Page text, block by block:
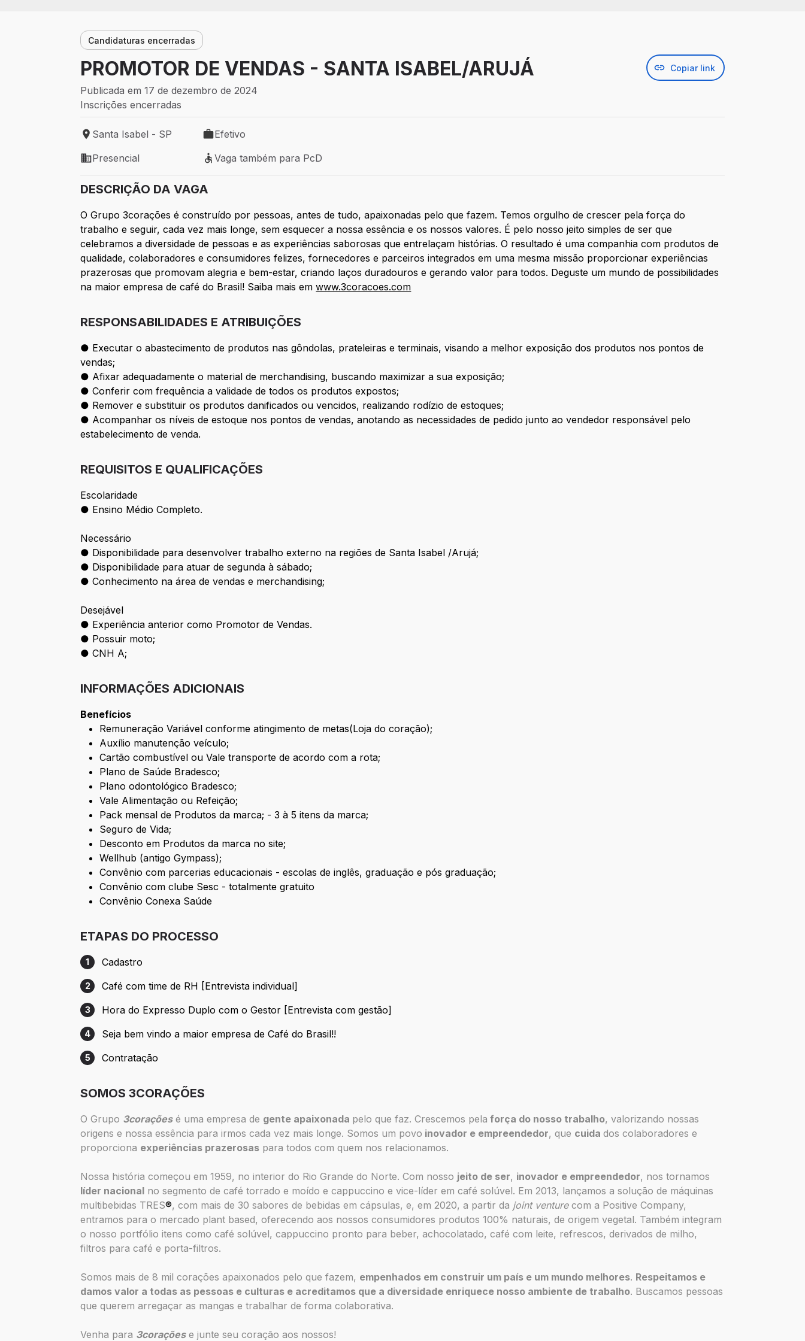
Candidaturas encerradas
PROMOTOR DE VENDAS - SANTA ISABEL/ARUJÁ Copiar link
Publicada em 17 de dezembro de 2024
Inscrições encerradas
Local de trabalho: Santa Isabel - SP
Santa Isabel - SP
Tipo de vaga: Efetivo
Efetivo
Modelo de trabalho: Presencial
Presencial
Vaga também para PcD
Vaga também para PcD
DESCRIÇÃO DA VAGA
O Grupo 3corações é construído por pessoas, antes de tudo, apaixonadas pelo que fazem. Temos orgulho de crescer pela força do
trabalho e seguir, cada vez mais longe, sem esquecer a nossa essência e os nossos valores. É pelo nosso jeito simples de ser que
celebramos a diversidade de pessoas e as experiências saborosas que entrelaçam histórias. O resultado é uma companhia com produtos de
qualidade, colaboradores e consumidores felizes, fornecedores e parceiros integrados em uma mesma missão proporcionar experiências
prazerosas que promovam alegria e bem-estar, criando laços duradouros e gerando valor para todos. Deguste um mundo de possibilidades
na maior empresa de café do Brasil! Saiba mais emwww.3coracoes.com
RESPONSABILIDADES E ATRIBUIÇÕES
● Executar o abastecimento de produtos nas gôndolas, prateleiras e terminais, visando a melhor exposição dos produtos nos pontos de
vendas;
● Afixar adequadamente o material de merchandising, buscando maximizar a sua exposição;
● Conferir com frequência a validade de todos os produtos expostos;
● Remover e substituir os produtos danificados ou vencidos, realizando rodízio de estoques;
● Acompanhar os níveis de estoque nos pontos de vendas, anotando as necessidades de pedido junto ao vendedor responsável pelo
estabelecimento de venda.
REQUISITOS E QUALIFICAÇÕES
Escolaridade
● Ensino Médio Completo.
Necessário
● Disponibilidade para desenvolver trabalho externo na regiões de Santa Isabel /Arujá;
● Disponibilidade para atuar de segunda à sábado;
● Conhecimento na área de vendas e merchandising;
Desejável
● Experiência anterior como Promotor de Vendas.
● Possuir moto;
● CNH A;
INFORMAÇÕES ADICIONAIS
Benefícios
Remuneração Variável conforme atingimento de metas(Loja do coração);
Auxílio manutenção veículo;
Cartão combustível ou Vale transporte de acordo com a rota;
Plano de Saúde Bradesco;
Plano odontológico Bradesco;
Vale Alimentação ou Refeição;
Pack mensal de Produtos da marca; - 3 à 5 itens da marca;
Seguro de Vida;
Desconto em Produtos da marca no site;
Wellhub (antigo Gympass);
Convênio com parcerias educacionais - escolas de inglês, graduação e pós graduação;
Convênio com clube Sesc - totalmente gratuito
Convênio Conexa Saúde
ETAPAS DO PROCESSO
Etapa 1: Cadastro
1 Cadastro
Etapa 2: Café com time de RH [Entrevista individual]
2 Café com time de RH [Entrevista individual]
Etapa 3: Hora do Expresso Duplo com o Gestor [Entrevista com gestão]
3 Hora do Expresso Duplo com o Gestor [Entrevista com gestão]
Etapa 4: Seja bem vindo a maior empresa de Café do Brasil!!
4 Seja bem vindo a maior empresa de Café do Brasil!!
Etapa 5: Contratação
5 Contratação
SOMOS 3CORAÇÕES
O Grupo 3coraçõesé uma empresa de gente apaixonada pelo que faz. Crescemos pela força do nosso trabalho, valorizando nossas
origens e nossa essência para irmos cada vez mais longe. Somos um povo inovador e empreendedor, que cuidados colaboradores e
proporciona experiências prazerosas para todos com quem nos relacionamos.
Nossa história começou em 1959, no interior do Rio Grande do Norte. Com nosso jeito de ser, inovador e empreendedor, nos tornamos
líder nacional no segmento de café torrado e moído e cappuccino e vice-líder em café solúvel. Em 2013, lançamos a solução de máquinas
multibebidas TRES®, com mais de 30 sabores de bebidas em cápsulas, e, em 2020, a partir da joint venturecom a Positive Company,
entramos para o mercado plant based, oferecendo aos nossos consumidores produtos 100% naturais, de origem vegetal. Também integram
o nosso portfólio itens como café solúvel, cappuccino pronto para beber, achocolatado, café com leite, refrescos, derivados de milho,
filtros para café e porta-filtros.
Somos mais de 8 mil corações apaixonados pelo que fazem, empenhados em construir um país e um mundo melhores. Respeitamos e
damos valor a todas as pessoas e culturas e acreditamos que a diversidade enriquece nosso ambiente de trabalho. Buscamos pessoas
que querem arregaçar as mangas e trabalhar de forma colaborativa.
Venha para 3coraçõese junte seu coração aos nossos!